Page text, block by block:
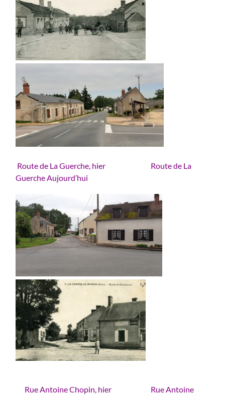
Route de La Guerche, hier
Route de La
Guerche Aujourd’hui
Rue Antoine Chopin, hier Rue Antoine